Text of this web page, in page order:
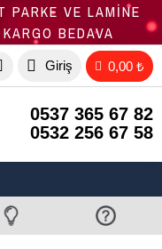
PARKE VE LAMİNE
BEDAVA
Giriş 0,00 ₺
0537 365 67 82
0532 256 67 58